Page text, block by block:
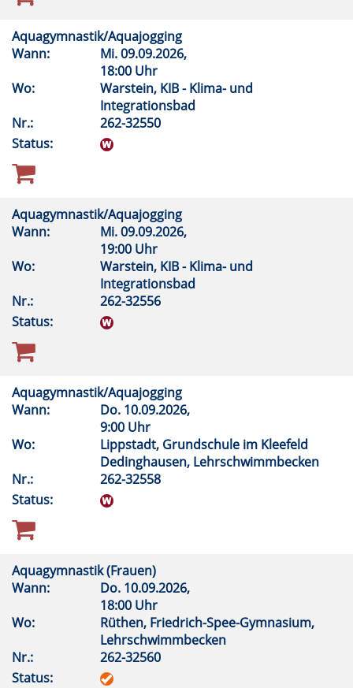
Aquagymnastik/Aquajogging
Wann:
Mi.09.09.2026,
18:00 Uhr
Wo:
Warstein, KIB - Klima- und
Integrationsbad
Nr.:
262-32550
Status:
Aquagymnastik/Aquajogging
Wann:
Mi.09.09.2026,
19:00 Uhr
Wo:
Warstein, KIB - Klima- und
Integrationsbad
Nr.:
262-32556
Status:
Aquagymnastik/Aquajogging
Wann:
Do. 10.09.2026,
9:00 Uhr
Wo:
Lippstadt, Grundschule im Kleefeld
Dedinghausen, Lehrschwimmbecken
Nr.:
262-32558
Status:
Aquagymnastik (Frauen)
Wann:
Do. 10.09.2026,
18:00 Uhr
Wo:
Rüthen, Friedrich-Spee-Gymnasium,
Lehrschwimmbecken
Nr.:
262-32560
Status: